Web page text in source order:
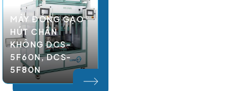
MÁY ĐÓNG GẠO
HÚT CHÂN
KHÔNG DCS-
5F60N, DCS-
5F80N